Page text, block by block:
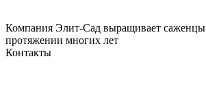
Компания Элит-Сад выращивает
протяжении многих лет
Контакты